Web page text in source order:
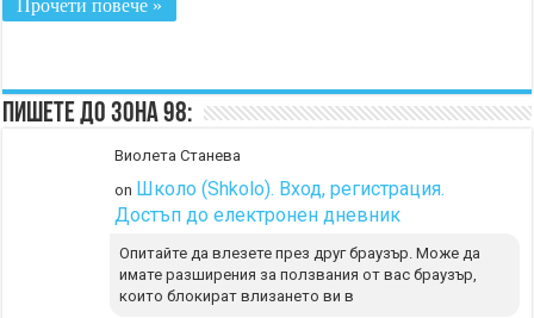
Прочети повече »
Пишете до Зона 98:
Виолета Станева
on Школо (Shkolo). Вход, регистрация.
Достъп до електронен дневник
Опитайте да влезете през друг браузър. Може да
имате разширения за ползвания от вас браузър,
които блокират влизането ви в